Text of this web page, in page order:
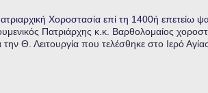
Χοροστασία επί τη 1400ή επετείω
Πατριάρχης κ.κ. Βαρθολομαίος
Θ. Λειτουργία που τελέσθηκε στο Ιερό